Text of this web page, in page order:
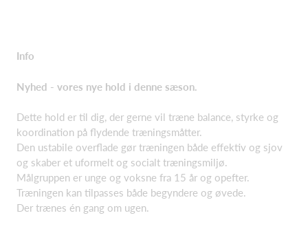
Info
Nyhed - vores nye hold i denne sæson.
Dette hold er til dig, der gerne vil træne balance, styrke og
koordination på flydende træningsmåtter.
Den ustabile overflade gør træningen både effektiv og sjov
og skaber et uformelt og socialt træningsmiljø.
Målgruppen er unge og voksne fra 15 år og opefter.
Træningen kan tilpasses både begyndere og øvede.
Der trænes én gang om ugen.